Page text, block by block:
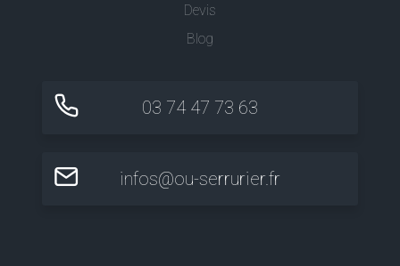
Devis
Blog
03 74 47 73 63
infos@ou-serrurier.fr